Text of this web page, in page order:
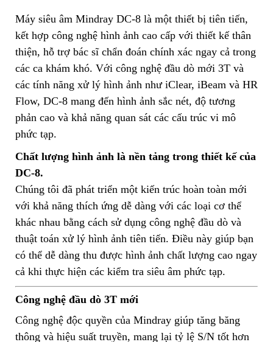
Máy siêu âm Mindray DC-8 là một thiết bị tiên tiến,
kết hợp công nghệ hình ảnh cao cấp với thiết kế thân
thiện, hỗ trợ bác sĩ chẩn đoán chính xác ngay cả trong
các ca khám khó. Với công nghệ đầu dò mới 3T và
các tính năng xử lý hình ảnh như iClear, iBeam và HR
Flow, DC-8 mang đến hình ảnh sắc nét, độ tương
phản cao và khả năng quan sát các cấu trúc vi mô
phức tạp.
Chất lượng hình ảnh là nền tảng trong thiết kế của
DC-8.
Chúng tôi đã phát triển một kiến trúc hoàn toàn mới
với khả năng thích ứng dễ dàng với các loại cơ thể
khác nhau bằng cách sử dụng công nghệ đầu dò và
thuật toán xử lý hình ảnh tiên tiến. Điều này giúp bạn
có thể dễ dàng thu được hình ảnh chất lượng cao ngay
cả khi thực hiện các kiểm tra siêu âm phức tạp.
Công nghệ đầu dò 3T mới
Công nghệ độc quyền của Mindray giúp tăng băng
thông và hiệu suất truyền, mang lại tỷ lệ S/N tốt hơn